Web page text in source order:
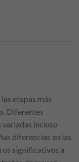
etapas más
Diferentes
incluso
diferencias en las
significativos a